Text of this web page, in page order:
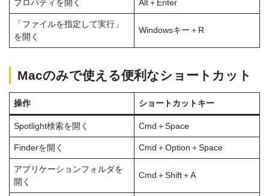
プロパティを開く Alt＋Enter
「ファイルを指定して実行」
を開く
Windowsキー＋R
Macのみで使える便利なショートカット
操作 ショートカットキー
Spotlight検索を開く Cmd＋Space
Finderを開く Cmd＋Option＋Space
アプリケーションフォルダを
開く
Cmd＋Shift＋A